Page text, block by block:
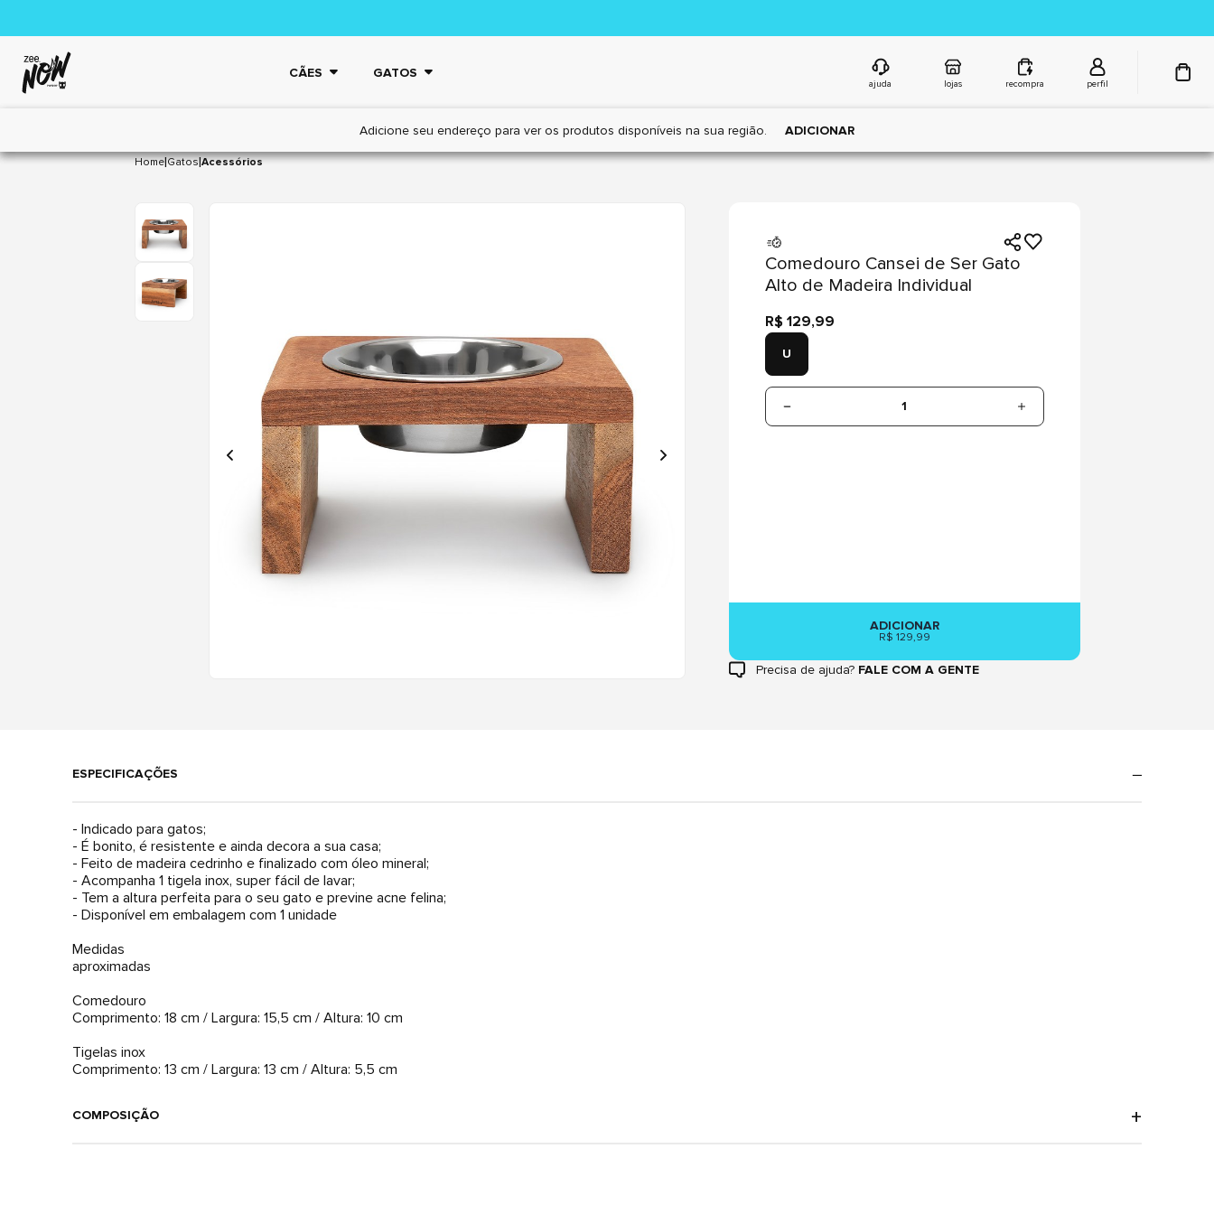
CÃES GATOS
ajuda lojas recompra perfil
Adicione seu endereço para ver os produtos disponíveis na sua região. ADICIONAR
Home|Gatos|Acessórios
Comedouro Cansei de Ser Gato
Alto de Madeira Individual
R$ 129,99
U
1
ADICIONAR
R$ 129,99
Precisa de ajuda? FALE COM A GENTE
ESPECIFICAÇÕES
- Indicado para gatos;
- É bonito, é resistente e ainda decora a sua casa;
- Feito de madeira cedrinho e finalizado com óleo mineral;
- Acompanha 1 tigela inox, super fácil de lavar;
- Tem a altura perfeita para o seu gato e previne acne felina;
- Disponível em embalagem com 1 unidade
Medidas
aproximadas
Comedouro
Comprimento: 18 cm / Largura: 15,5 cm / Altura: 10 cm
Tigelas inox
Comprimento: 13 cm / Largura: 13 cm / Altura: 5,5 cm
COMPOSIÇÃO